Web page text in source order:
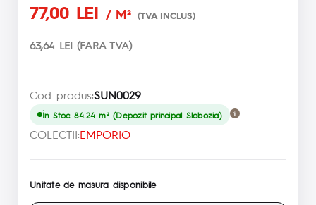
77,00 LEI / M² (TVA INCLUS)
63,64 LEI (FARA TVA)
Cod produs:SUN0029
În Stoc 84.24 m² (Depozit principal Slobozia)
COLECTII:EMPORIO
Unitate de masura disponibile